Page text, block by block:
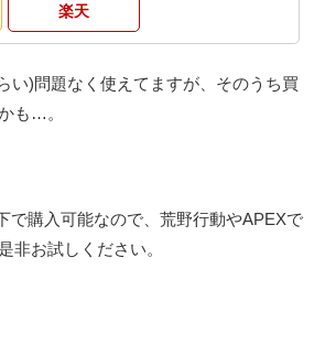
楽天
い)問題なく使えてますが、そのうち買
も…。
で購入可能なので、荒野行動やAPEXで
非お試しください。